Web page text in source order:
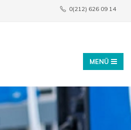
0(212) 626 09 14